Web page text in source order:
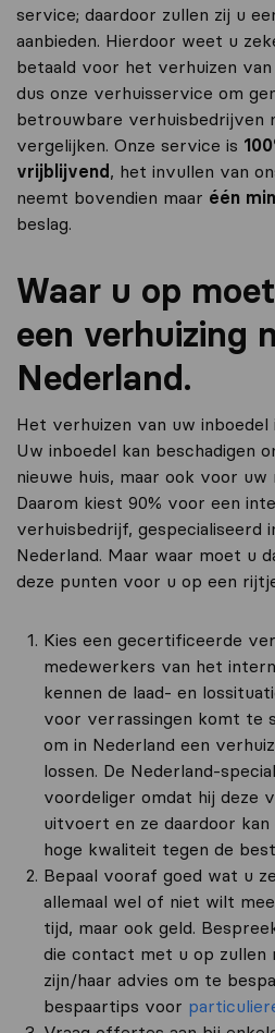
service; daardoor zullen zij u
aanbieden. Hierdoor weet u
betaald voor het verhuizen
dus onze verhuisservice om
betrouwbare verhuisbedrijven
vergelijken. Onze service is
vrijblijvend , het invullen van
neemt bovendien maar één
beslag.
Waar u op
een verhuizing
Nederland.
Het verhuizen van uw
Uw inboedel kan beschadigen
nieuwe huis, maar ook voor
Daarom kiest 90% voor een
verhuisbedrijf, gespecialiseerd
Nederland. Maar waar moet u
deze punten voor u op een
Kies een gecertificeerde
medewerkers van het
kennen de laad- en
voor verrassingen komt te
om in Nederland een
lossen. De Nederland-
voordeliger omdat hij deze
uitvoert en ze daardoor
hoge kwaliteit tegen de
Bepaal vooraf goed wat u
allemaal wel of niet wilt
tijd, maar ook geld.
die contact met u op zullen
zijn/haar advies om te
bespaartips voor